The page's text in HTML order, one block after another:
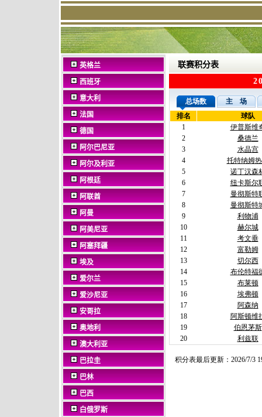
英格兰
西班牙
意大利
法国
德国
阿尔巴尼亚
阿尔及利亚
阿根廷
阿联酋
阿曼
阿美尼亚
阿塞拜疆
埃及
爱尔兰
爱沙尼亚
安哥拉
奥地利
澳大利亚
巴拉圭
巴林
巴西
白俄罗斯
联赛积分表